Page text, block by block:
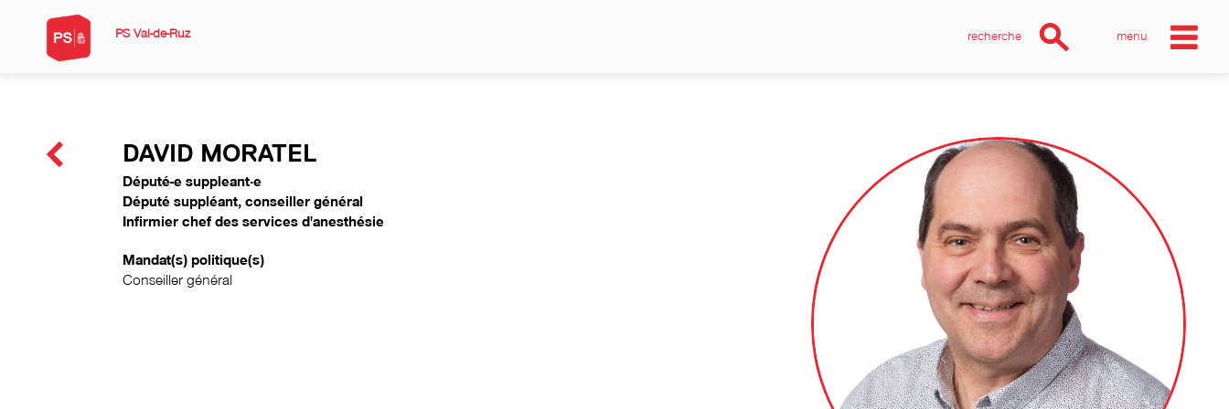
PS Val-de-Ruz menu
recherche
DAVID MORATEL
Député-e suppleant·e
Député suppléant, conseiller général
Infirmier chef des services d'anesthésie
Mandat(s) politique(s)
Conseiller général